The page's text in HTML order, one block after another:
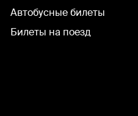
Автобусные билеты
Билеты на поезд